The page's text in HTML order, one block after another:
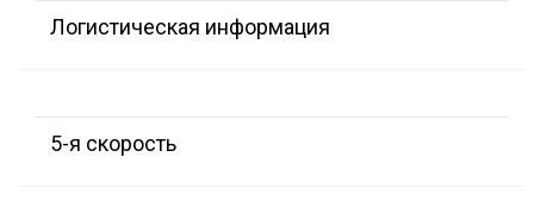
Логистическая информация
5-я скорость